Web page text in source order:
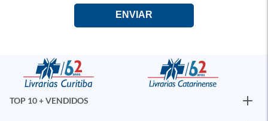
TOP 10 + VENDIDOS